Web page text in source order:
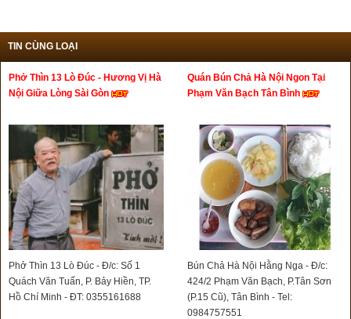
TIN CÙNG LOẠI
Phở Thìn 13 Lò Đúc - Hương Vị Hà
Nội Giữa Lòng Sài Gòn
Phở Thìn 13 Lò Đúc - Đ/c: Số 1
Quách Văn Tuấn, P. Bảy Hiền, TP.
Hồ Chí Minh - ĐT: 0355161688
Quán Bún Chả Hà Nội Ngon Tại
Phạm Văn Bạch Tân Bình
Bún Chả Hà Nội Hằng Nga - Đ/c:
424/2 Phạm Văn Bạch, P.Tân Sơn
(P.15 Cũ), Tân Bình - Tel:
0984757551